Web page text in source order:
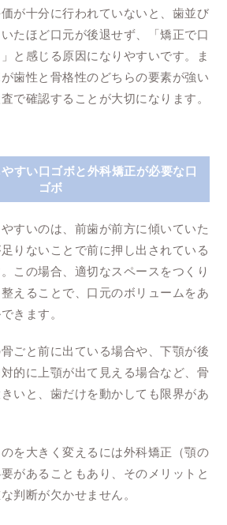
が十分に行われていないと、歯並び
たほど口元が後退せず、「矯正で口
と感じる原因になりやすいです。ま
歯性と骨格性のどちらの要素が強い
で確認することが大切になります。
すい口ゴボと外科矯正が必要な口
ゴボ
すいのは、前歯が前方に傾いていた
りないことで前に押し出されている
この場合、適切なスペースをつくり
えることで、口元のボリュームをあ
きます。
ごと前に出ている場合や、下顎が後
的に上顎が出て見える場合など、骨
いと、歯だけを動かしても限界があ
を大きく変えるには外科矯正（顎の
があることもあり、そのメリットと
判断が欠かせません。